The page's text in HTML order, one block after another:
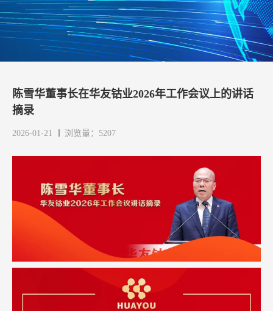
陈雪华董事长在华友钴业2026年工作会议上的讲话
摘录
2026-01-21 浏览量：5207